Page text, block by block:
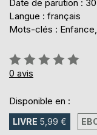
Date de parution :
Langue : français
Mots-clés :
Évaluation:
0%
0 avis
Disponible en :
LIVRE 5,99 €